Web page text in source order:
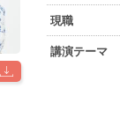
現職
講演テーマ